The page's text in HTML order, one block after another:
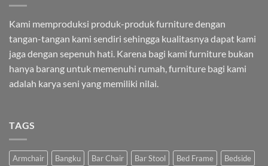
Kami memproduksi produk-produk furniture dengan
tangan-tangan kami sendiri sehingga kualitasnya dapat kami
jaga dengan sepenuh hati. Karena bagi kami furniture bukan
hanya barang untuk memenuhi rumah, furniture bagi kami
adalah karya seni yang memiliki nilai.
TAGS
Armchair Bangku Bar Chair Bar Stool Bed Frame
Bedside